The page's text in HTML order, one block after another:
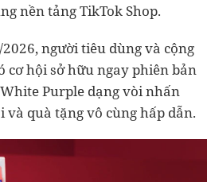
nền tảng TikTok Shop.
người tiêu dùng và cộng
cơ hội sở hữu ngay phiên bản
Purple dạng vòi nhấn
và quà tặng vô cùng hấp dẫn.